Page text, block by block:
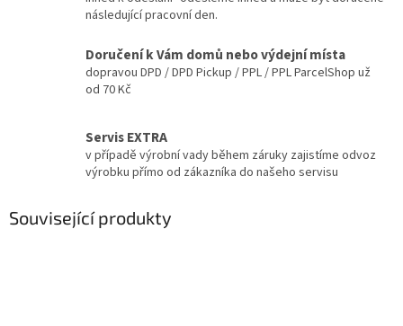
následující pracovní den.
Doručení k Vám domů nebo výdejní místa
dopravou DPD / DPD Pickup / PPL / PPL ParcelShop už
od 70 Kč
Servis EXTRA
v případě výrobní vady během záruky zajistíme odvoz
výrobku přímo od zákazníka do našeho servisu
Související produkty